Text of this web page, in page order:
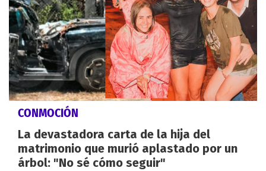
CONMOCIÓN
La devastadora carta de la hija del
matrimonio que murió aplastado por un
árbol: "No sé cómo seguir"